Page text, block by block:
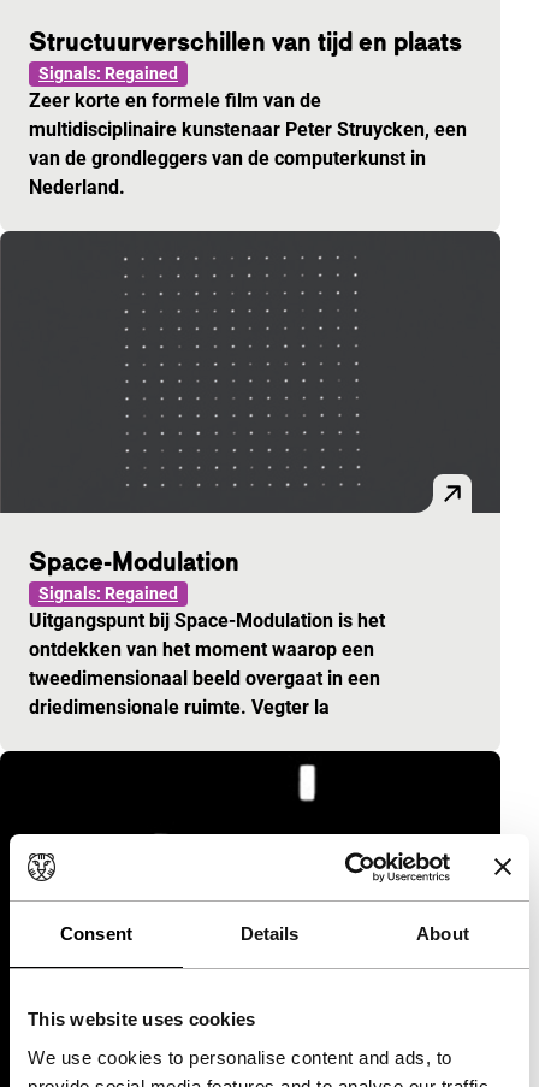
Consent Details About
This website uses cookies
We use cookies to personalise content and ads, to
Structuurverschillen van tijd en plaats
Signals: Regained
Zeer korte en formele film van de
multidisciplinaire kunstenaar Peter Struycken, een
van de grondleggers van de computerkunst in
Nederland.
Space-Modulation
Signals: Regained
Uitgangspunt bij Space-Modulation is het
ontdekken van het moment waarop een
tweedimensionaal beeld overgaat in een
driedimensionale ruimte. Vegter la